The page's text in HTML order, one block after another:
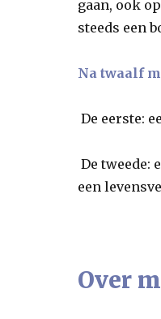
gaan, ook
steeds een
Na twaalf
De eerste:
De tweede:
een
Over